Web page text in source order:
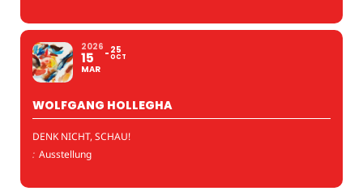
2026
15
MAR
25
OCT
WOLFGANG HOLLEGHA
DENK NICHT, SCHAU!
: Ausstellung